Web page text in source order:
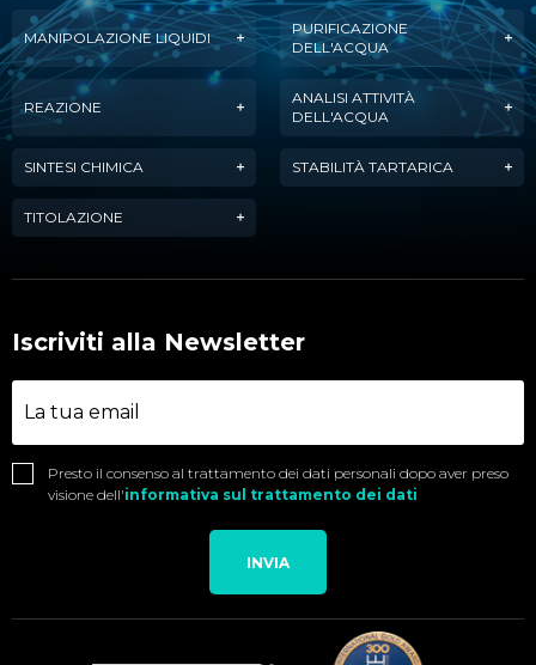
MANIPOLAZIONE LIQUIDI
PURIFICAZIONE
DELL'ACQUA
REAZIONE
ANALISI ATTIVITÀ
DELL'ACQUA
SINTESI CHIMICA STABILITÀ TARTARICA
TITOLAZIONE
Iscriviti alla Newsletter
Presto il consenso al trattamento dei dati personali dopo aver preso
visione dell'informativa sul trattamento dei dati
INVIA